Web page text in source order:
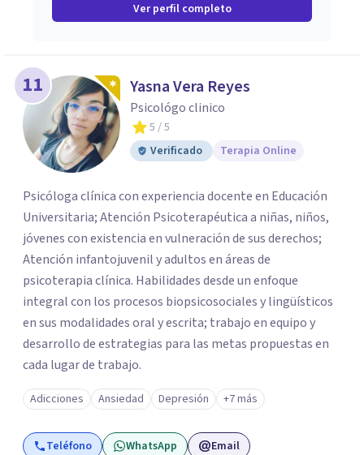
Ver perfil completo
11 Yasna Vera Reyes
Psicológo clinico
5 / 5
Verificado
Terapia Online
Psicóloga clínica con experiencia docente en Educación
Universitaria; Atención Psicoterapéutica a niñas, niños,
jóvenes con existencia en vulneración de sus derechos;
Atención infantojuvenil y adultos en áreas de
psicoterapia clínica. Habilidades desde un enfoque
integral con los procesos biopsicosociales y lingüísticos
en sus modalidades oral y escrita; trabajo en equipo y
desarrollo de estrategias para las metas propuestas en
cada lugar de trabajo.
Adicciones Ansiedad Depresión +7 más
Teléfono WhatsApp Email